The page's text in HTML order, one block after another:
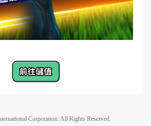
Corporation. All Rights Reserved.